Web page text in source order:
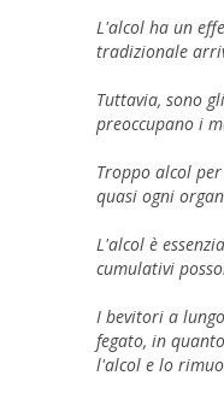
L'alcol ha un
tradizionale
Tuttavia, sono
preoccupano i
Troppo alcol
quasi ogni
L'alcol è
cumulativi
I bevitori a
fegato, in
l'alcol e lo